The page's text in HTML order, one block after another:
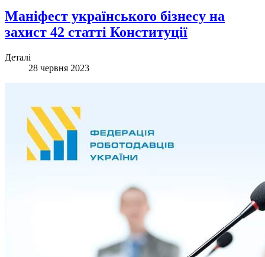
Маніфест українського бізнесу на
захист 42 статті Конституції
Деталі
28 червня 2023